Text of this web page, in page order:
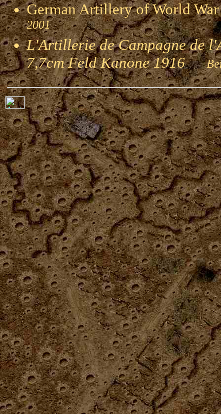
German Artillery of World
2001
L'Artillerie de Campagne de
7,7cm Feld Kanone 1916